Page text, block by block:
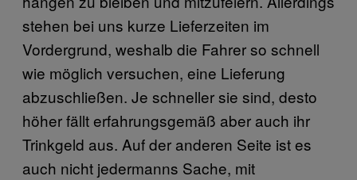
stehen bei uns kurze Lieferzeiten im
Vordergrund, weshalb die Fahrer so schnell
wie möglich versuchen, eine Lieferung
abzuschließen. Je schneller sie sind, desto
höher fällt erfahrungsgemäß aber auch ihr
Trinkgeld aus. Auf der anderen Seite ist es
auch nicht jedermanns Sache, mit